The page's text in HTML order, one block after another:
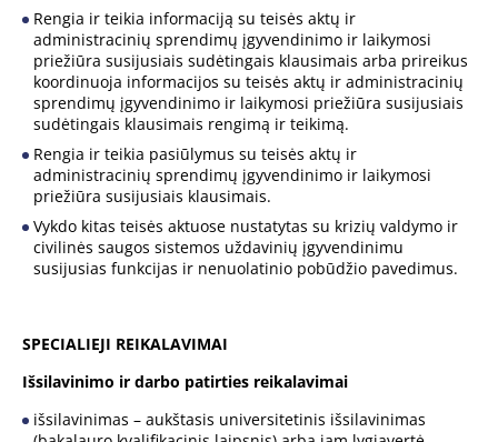
Rengia ir teikia informaciją su teisės aktų ir
administracinių sprendimų įgyvendinimo ir laikymosi
priežiūra susijusiais sudėtingais klausimais arba prireikus
koordinuoja informacijos su teisės aktų ir administracinių
sprendimų įgyvendinimo ir laikymosi priežiūra susijusiais
sudėtingais klausimais rengimą ir teikimą.
Rengia ir teikia pasiūlymus su teisės aktų ir
administracinių sprendimų įgyvendinimo ir laikymosi
priežiūra susijusiais klausimais.
Vykdo kitas teisės aktuose nustatytas su krizių valdymo ir
civilinės saugos sistemos uždavinių įgyvendinimu
susijusias funkcijas ir nenuolatinio pobūdžio pavedimus.
SPECIALIEJI REIKALAVIMAI
Išsilavinimo ir darbo patirties reikalavimai
išsilavinimas – aukštasis universitetinis išsilavinimas